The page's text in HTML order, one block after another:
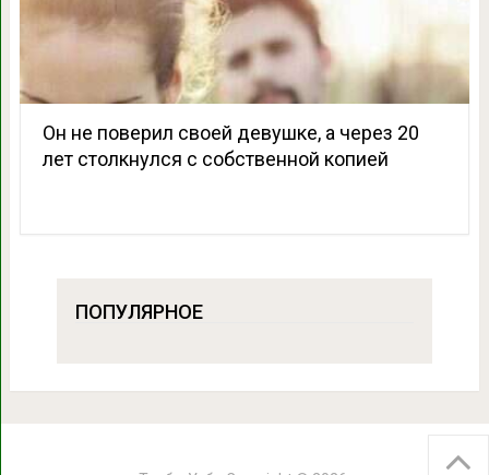
Он не поверил своей девушке, а через 20
лет столкнулся с собственной копией
ПОПУЛЯРНОЕ